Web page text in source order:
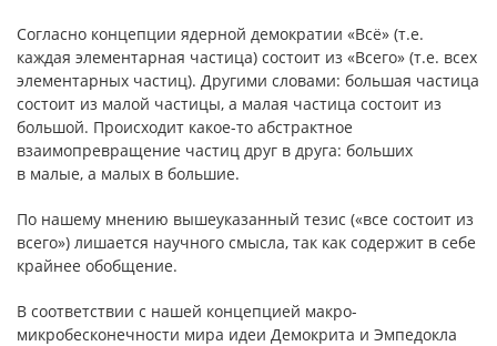
Согласно концепции ядерной демократии «Всё» (т.е.
каждая элементарная частица) состоит из «Всего» (т.е. всех
элементарных частиц). Другими словами: большая частица
состоит из малой частицы, а малая частица состоит из
большой. Происходит какое-то абстрактное
взаимопревращение частиц друг в друга: больших
в малые, а малых в большие.
По нашему мнению вышеуказанный тезис («все состоит из
всего») лишается научного смысла, так как содержит в себе
крайнее обобщение.
В соответствии с нашей концепцией макро-
микробесконечности мира идеи Демокрита и Эмпедокла